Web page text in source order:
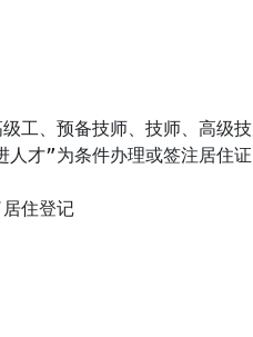
工、预备技师、技师、高级
才”为条件办理或签注居住证